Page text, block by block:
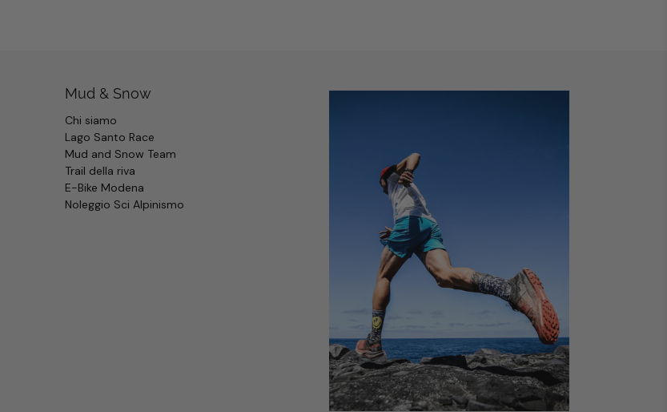
Mud & Snow
Chi siamo
Lago Santo Race
Mud and Snow Team
Trail della riva
E-Bike Modena
Noleggio Sci Alpinismo